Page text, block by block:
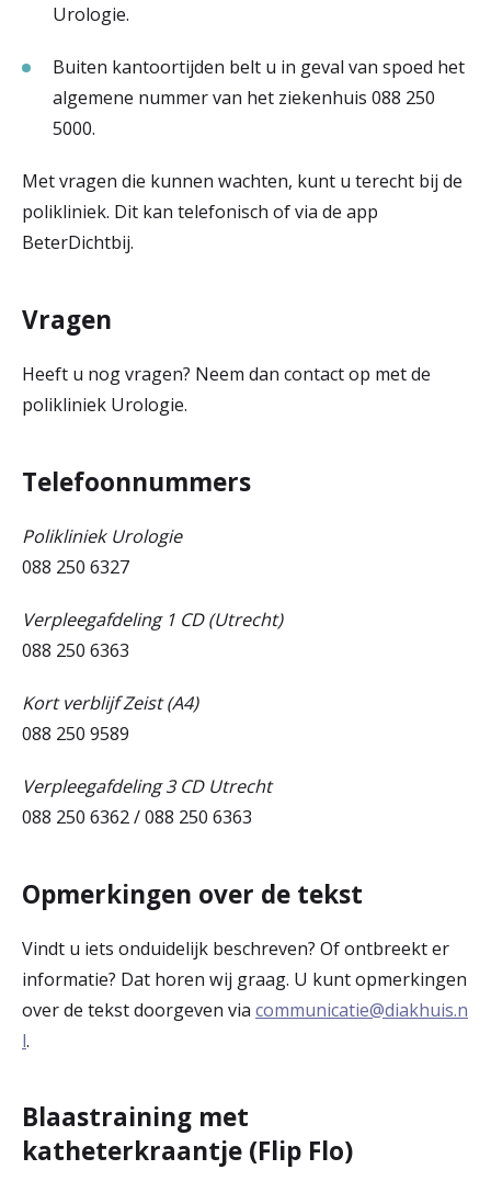
Urologie.
Buiten kantoortijden belt u in geval van spoed het
algemene nummer van het ziekenhuis 088 250
5000.
Met vragen die kunnen wachten, kunt u terecht bij de
polikliniek. Dit kan telefonisch of via de app
BeterDichtbij.
Vragen
Heeft u nog vragen? Neem dan contact op met de
polikliniek Urologie.
Telefoonnummers
Polikliniek Urologie
088 250 6327
Verpleegafdeling 1 CD (Utrecht)
088 250 6363
Kort verblijf Zeist (A4)
088 250 9589
Verpleegafdeling 3 CD Utrecht
088 250 6362 / 088 250 6363
Opmerkingen over de tekst
Vindt u iets onduidelijk beschreven? Of ontbreekt er
informatie? Dat horen wij graag. U kunt opmerkingen
over de tekst doorgeven via communicatie@diakhuis.n
l.
Blaastraining met
katheterkraantje (Flip Flo)